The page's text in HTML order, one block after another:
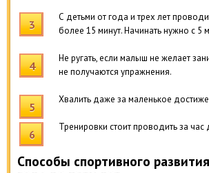
С детьми от года и трех лет
более 15 минут. Начинать нужно с 5
Не ругать, если малыш не желает
не получаются упражнения.
Хвалить даже за маленькое
Тренировки стоит проводить за
Способы спортивного